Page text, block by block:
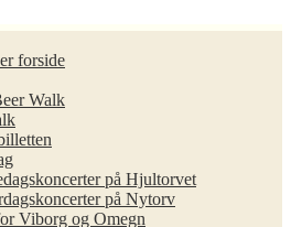
forside
Walk
på Hjultorvet
på Nytorv
Viborg og Omegn